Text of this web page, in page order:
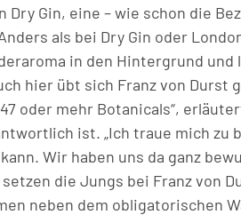
Gin, eine – wie schon die
als bei Dry Gin oder
in den Hintergrund und
hier übt sich Franz von Durst
oder mehr Botanicals“,
ist. „Ich traue mich zu
Wir haben uns da ganz
die Jungs bei Franz von
neben dem obligatorischen